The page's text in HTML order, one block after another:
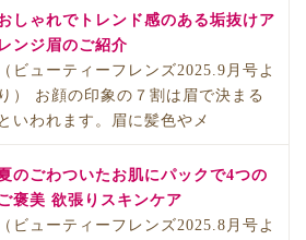
しゃれでトレンド感のある垢抜けア
レンジ眉のご紹介
（ビューティーフレンズ2025.9月号よ
り） お顔の印象の７割は眉で決まる
といわれます。眉に髪色やメ
のごわついたお肌にパックで4つの
褒美 欲張りスキンケア
（ビューティーフレンズ2025.8月号よ